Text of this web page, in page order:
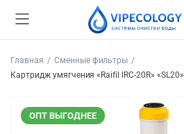
Главная
Сменные фильтры
Картридж умягчения «Raifil IRC-20R» «SL20»
ОПТ ВЫГОДНЕЕ